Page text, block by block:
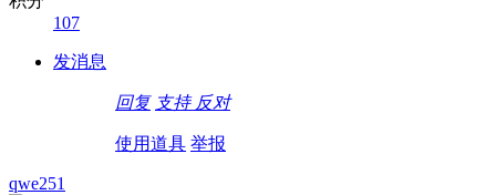
107
发消息
回复 支持 反对
使用道具 举报
qwe251